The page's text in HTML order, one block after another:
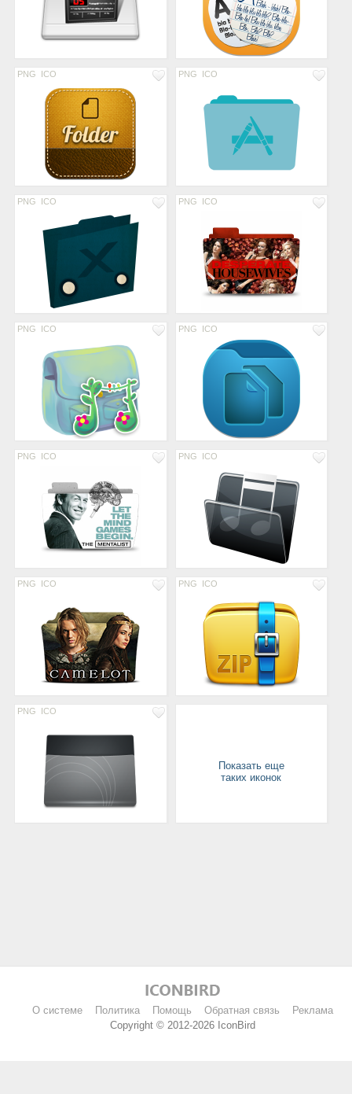
PNG ICO PNG ICO
PNG ICO PNG ICO
PNG ICO PNG ICO
PNG ICO PNG ICO
PNG ICO PNG ICO
PNG ICO
Показать еще
таких иконок
О системе Политика Помощь Обратная связь
Реклама
Copyright © 2012-2026 IconBird